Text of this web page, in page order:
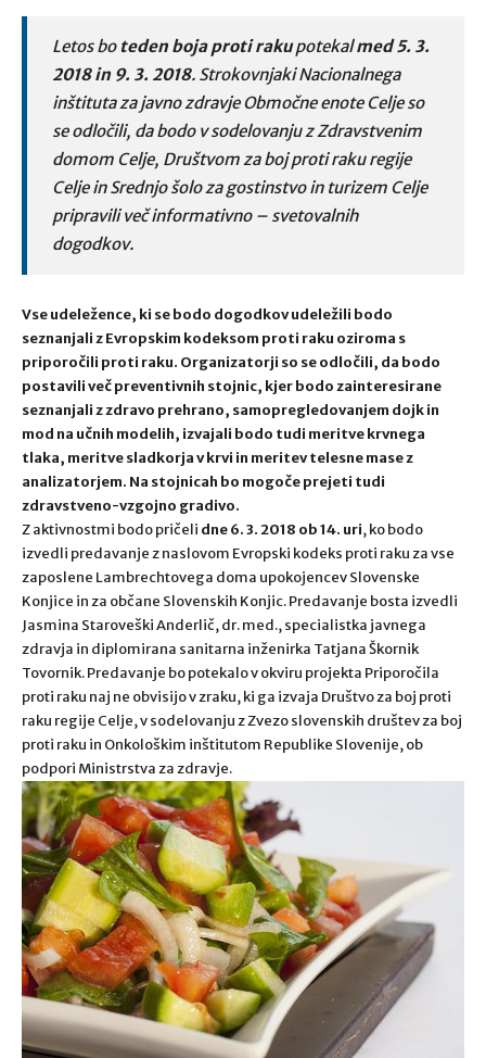
Letos bo teden boja proti rakupotekalmed 5. 3.
2018 in 9. 3. 2018. Strokovnjaki Nacionalnega
inštituta za javno zdravje Območne enote Celje so
se odločili, da bodo v sodelovanju z Zdravstvenim
domom Celje, Društvom za boj proti raku regije
Celje in Srednjo šolo za gostinstvo in turizem Celje
pripravili več informativno – svetovalnih
dogodkov.
Vse udeležence, ki se bodo dogodkov udeležili bodo
seznanjali z Evropskim kodeksom proti raku oziroma s
priporočili proti raku. Organizatorji so se odločili, da bodo
postavili več preventivnih stojnic, kjer bodo zainteresirane
seznanjali z zdravo prehrano, samopregledovanjem dojk in
mod na učnih modelih, izvajali bodo tudi meritve krvnega
tlaka, meritve sladkorja v krvi in meritev telesne mase z
analizatorjem. Na stojnicah bo mogoče prejeti tudi
zdravstveno-vzgojno gradivo.
Z aktivnostmi bodo pričeli dne 6. 3. 2018 ob 14. uri, ko bodo
izvedli predavanje z naslovom Evropski kodeks proti raku za vse
zaposlene Lambrechtovega doma upokojencev Slovenske
Konjice in za občane Slovenskih Konjic. Predavanje bosta izvedli
Jasmina Staroveški Anderlič, dr. med., specialistka javnega
zdravja in diplomirana sanitarna inženirka Tatjana Škornik
Tovornik. Predavanje bo potekalo v okviru projekta Priporočila
proti raku naj ne obvisijo v zraku, ki ga izvaja Društvo za boj proti
raku regije Celje, v sodelovanju z Zvezo slovenskih društev za boj
proti raku in Onkološkim inštitutom Republike Slovenije, ob
podpori Ministrstva za zdravje.